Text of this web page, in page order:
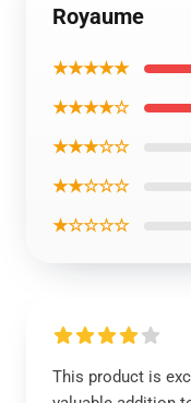
Royaume
★★★★★
★★★★☆
★★★☆☆
★★☆☆☆
★☆☆☆☆
This product is